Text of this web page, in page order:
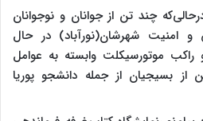
۲۵ شهریورماه ۱۴۰۲ درحالی‌که چند تن از جوانان و نوجوانان
امنیت شهرشان(نورآباد) در حال
موتورسیکلت وابسته به عوامل
بسیجیان از جمله دانشجو پوریا